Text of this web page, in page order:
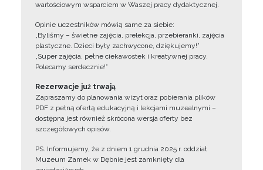
wartościowym wsparciem w Waszej pracy dydaktycznej.
Opinie uczestników mówią same za siebie:
„Byliśmy – świetne zajęcia, prelekcja, przebieranki, zajęcia
plastyczne. Dzieci były zachwycone, dziękujemy!”
„Super zajęcia, pełne ciekawostek i kreatywnej pracy.
Polecamy serdecznie!”
Rezerwacje już trwają
Zapraszamy do planowania wizyt oraz pobierania plików
PDF z pełną ofertą edukacyjną i lekcjami muzealnymi –
dostępna jest również skrócona wersja oferty bez
szczegółowych opisów.
PS. Informujemy, że z dniem 1 grudnia 2025 r. oddział
Muzeum Zamek w Dębnie jest zamknięty dla